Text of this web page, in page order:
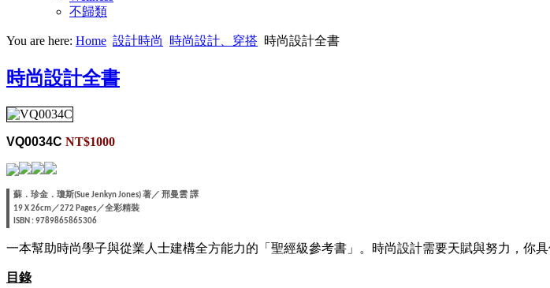
不歸類
You are here: Home 設計時尚 時尚設計、穿搭 時尚設計全書
時尚設計全書
VQ0034C NT$1000
蘇．珍金．瓊斯(Sue Jenkyn Jones)著／ 邢曼雲譯
19X26cm／272 Pages／全彩精裝
ISBN : 9789865865306
一本幫助時尚學子與從業人士建構全方能力的「聖經級參考書」。時尚設計需要天賦與努力，你
目錄